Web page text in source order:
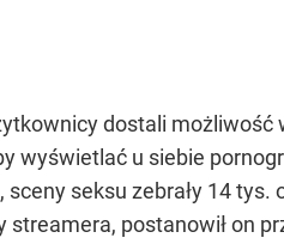
dostali
wyświetlać u siebie
sceny seksu zebrały 14 tys.
streamera, postanowił on